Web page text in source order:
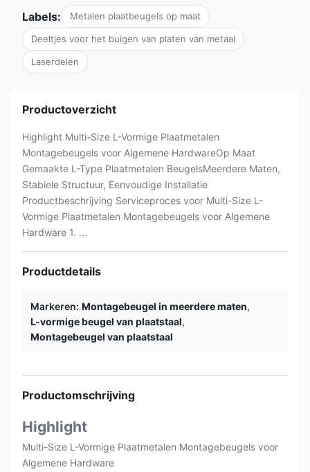
Labels: Metalen plaatbeugels op maat
Deeltjes voor het buigen van platen van metaal
Laserdelen
Productoverzicht
Highlight Multi-Size L-Vormige Plaatmetalen
Montagebeugels voor Algemene HardwareOp Maat
Gemaakte L-Type Plaatmetalen BeugelsMeerdere Maten,
Stabiele Structuur, Eenvoudige Installatie
Productbeschrijving Serviceproces voor Multi-Size L-
Vormige Plaatmetalen Montagebeugels voor Algemene
Hardware 1. ...
Productdetails
Markeren: Montagebeugel in meerdere maten,
L-vormige beugel van plaatstaal,
Montagebeugel van plaatstaal
Productomschrijving
Highlight
Multi-Size L-Vormige Plaatmetalen Montagebeugels voor
Algemene Hardware